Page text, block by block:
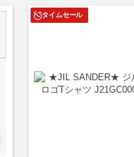
タイムセール